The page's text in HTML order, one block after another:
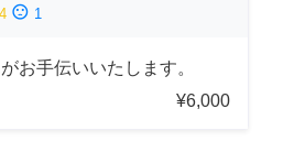
sentiment_dissatisfied 1
お手伝いいたします。
¥6,000